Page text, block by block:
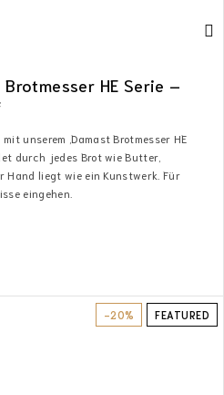
HE Serie –
unserem ‚Damast Brotmesser HE
durch jedes Brot wie Butter,
Hand liegt wie ein Kunstwerk. Für
eingehen.
FEATURED
-20%